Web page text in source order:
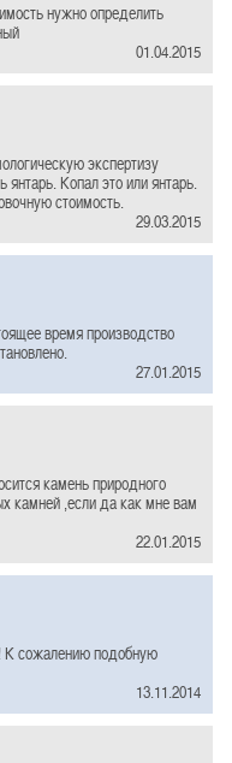
нужно определить
01.04.2015
экспертизу
Копал это или янтарь.
стоимость.
29.03.2015
время производство
27.01.2015
камень природного
камней ,если да как мне вам
22.01.2015
К сожалению подобную
13.11.2014